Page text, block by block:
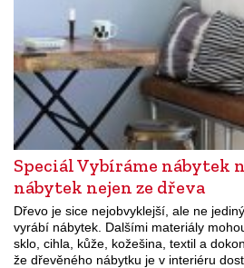
Speciál Vybíráme nábytek
nábytek nejen ze dřeva
Dřevo je sice nejobvyklejší, ale ne
vyrábí nábytek. Dalšími materiály
sklo, cihla, kůže, kožešina, textil a
že dřevěného nábytku je v interiéru